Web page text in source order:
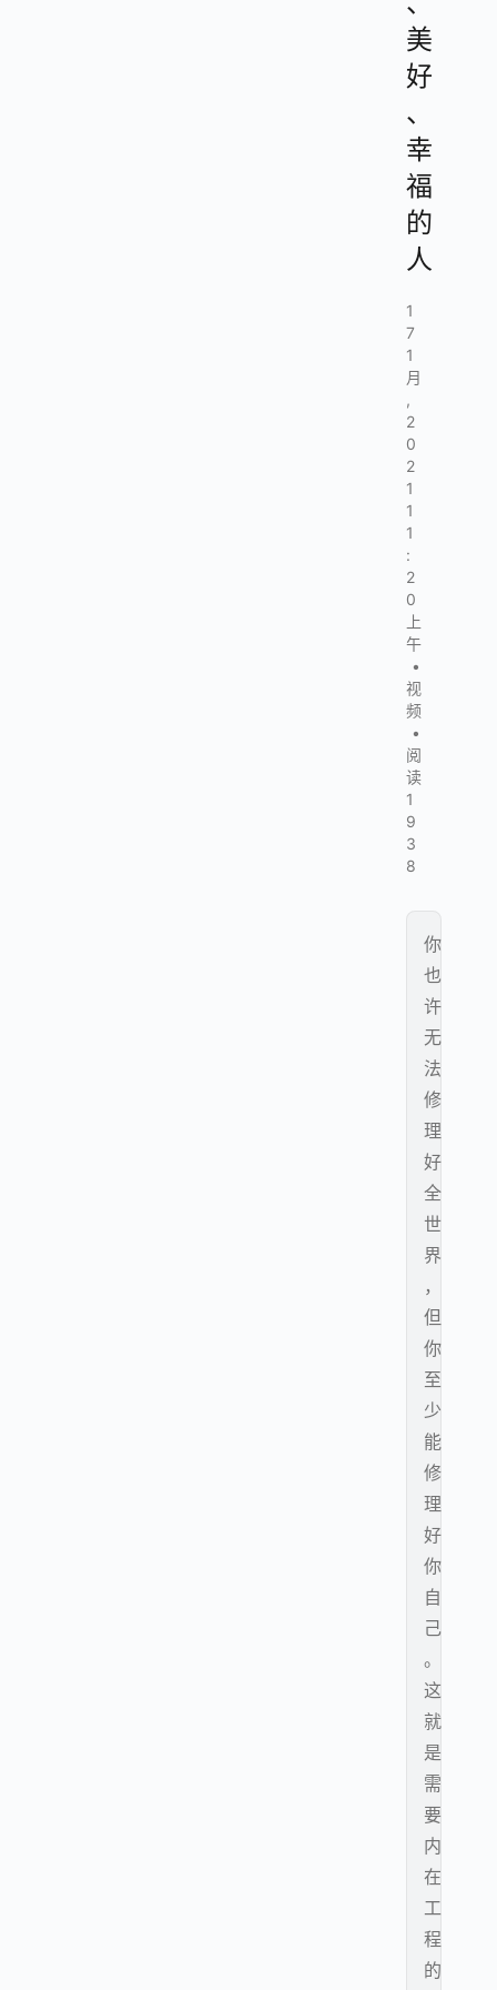
美
好
、
幸
福
的
人
1
7
1
月
,
2
0
2
1
1
1
:
2
0
上
午
•
视
频
•
阅
读
1
9
3
8
你
也
许
无
法
修
理
好
全
世
界
，
但
你
至
少
能
修
理
好
你
自
己
。
这
就
是
需
要
内
在
工
程
的